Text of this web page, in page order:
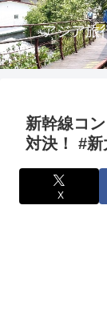
アジア旅
新幹線コ
対決！ #新
X